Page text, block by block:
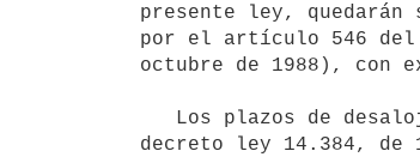
presente ley,
por el artículo 546 del
octubre de 1988), con
decreto ley 14.384, de